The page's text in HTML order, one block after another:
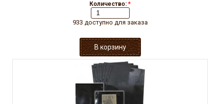
Количество: *
933 доступно для заказа